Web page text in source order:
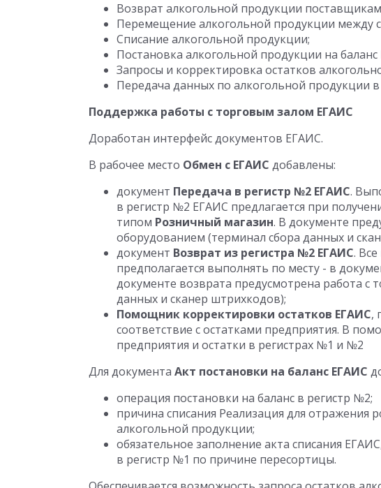
Возврат алкогольной продукции
Перемещение алкогольной продукции между
Списание алкогольной продукции;
Постановка алкогольной продукции на
Запросы и корректировка остатков
Передача данных по алкогольной продукции
Поддержка работы с торговым залом ЕГАИС
Доработан интерфейс документов ЕГАИС.
В рабочее место Обмен с ЕГАИС добавлены:
документ Передача в регистр №2 ЕГАИС.
в регистр №2 ЕГАИС предлагается при
типом Розничный магазин. В документе
оборудованием (терминал сбора данных и
документ Возврат из регистра №2 ЕГАИС.
предполагается выполнять по месту - в
документе возврата предусмотрена работа
данных и сканер штрихкодов);
Помощник корректировки остатков ЕГАИС,
соответствие с остатками предприятия. В
предприятия и остатки в регистрах №1 и №2
Для документа Акт постановки на баланс ЕГАИС
операция постановки на баланс в регистр №2;
причина списания Реализация для
алкогольной продукции;
обязательное заполнение акта списания
в регистр №1 по причине пересортицы.